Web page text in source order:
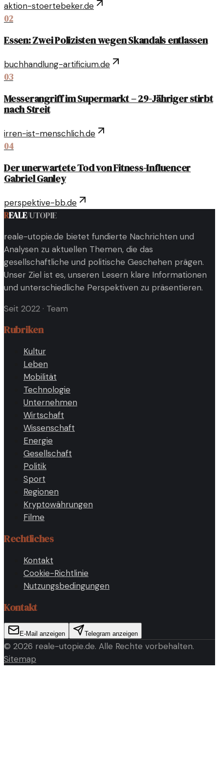
aktion-stoertebeker.de
02
Essen: Zwei Polizisten wegen Skandals entlassen
buchhandlung-artificium.de
03
Messerangriff im Supermarkt – 29-Jähriger stirbt
nach Streit
irren-ist-menschlich.de
04
Der unerwartete Tod von Fitness-Influencer
Gabriel Ganley
perspektive-bb.de
REALE/UTOPIE
reale-utopie.de bietet fundierte Nachrichten und
Analysen zu aktuellen Themen, die das
gesellschaftliche und politische Geschehen prägen.
Unser Ziel ist es, unseren Lesern klare Informationen
und unterschiedliche Perspektiven zu präsentieren.
Seit 2022 · Team
Rubriken
Kultur
Leben
Mobilität
Technologie
Unternehmen
Wirtschaft
Wissenschaft
Energie
Gesellschaft
Politik
Sport
Regionen
Kryptowährungen
Filme
Rechtliches
Kontakt
Cookie-Richtlinie
Nutzungsbedingungen
Kontakt
E-Mail anzeigen Telegram anzeigen
© 2026 reale-utopie.de. Alle Rechte vorbehalten.
Sitemap